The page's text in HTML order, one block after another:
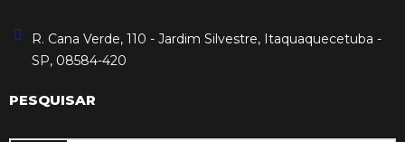
R. Cana Verde, 110 - Jardim Silvestre, Itaquaquecetuba -
SP, 08584-420
PESQUISAR